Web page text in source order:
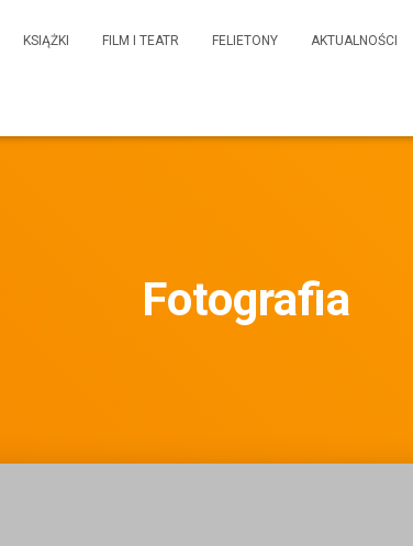
KSIĄŻKI FILM I TEATR FELIETONY AKTUALNOŚCI
Fotografia